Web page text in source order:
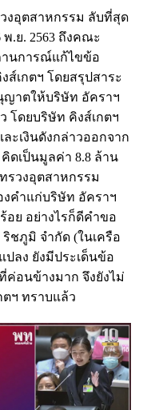
งอุตสาหกรรม ลับที่สุด
พ.ย. 2563 ถึงคณะ
านการณ์แก้ไขข้อ
เกตฯ โดยสรุปสาระ
ญาตให้บริษัท อัคราฯ
โดยบริษัท คิงส์เกตฯ
ะเงินดังกล่าวออกจาก
ดเป็นมูลค่า 8.8 ล้าน
รวงอุตสาหกรรม
คำแก่บริษัท อัคราฯ
อย อย่างไรก็ดีคำขอ
ชภูมิ จำกัด (ในเครือ
ลง ยังมีประเด็นข้อ
ค่อนข้างมาก จึงยังไม่
ฯ ทราบแล้ว